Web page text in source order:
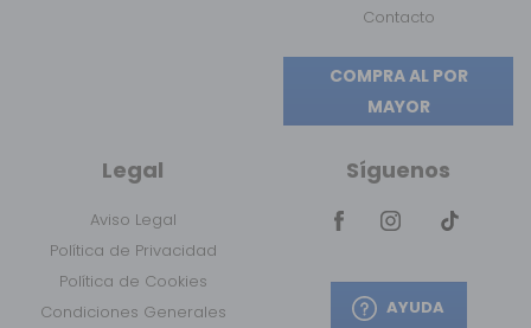
Contacto
COMPRA AL POR
MAYOR
Legal
Aviso Legal
Política de Privacidad
Política de Cookies
Condiciones Generales
Síguenos
AYUDA